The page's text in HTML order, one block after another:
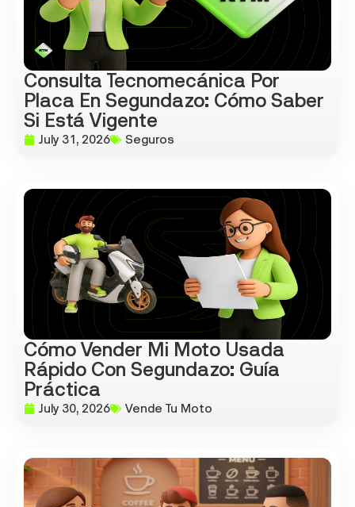
Consulta Tecnomecánica Por
Placa En Segundazo: Cómo Saber
Si Está Vigente
July 31, 2026 Seguros
Cómo Vender Mi Moto Usada
Rápido Con Segundazo: Guía
Práctica
July 30, 2026 Vende Tu Moto